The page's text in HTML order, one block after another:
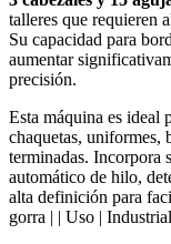
talleres que requieren
Su capacidad para
aumentar
precisión.
Esta máquina es ideal
chaquetas, uniformes,
terminadas. Incorpora
automático de hilo,
alta definición para
gorra | | Uso |